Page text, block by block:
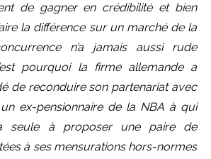
de gagner en crédibilité et bien
la différence sur un marché de la
n’a jamais aussi rude
pourquoi la firme allemande a
de reconduire son partenariat avec
ex-pensionnaire de la NBA à qui
seule à proposer une paire de
à ses mensurations hors-normes